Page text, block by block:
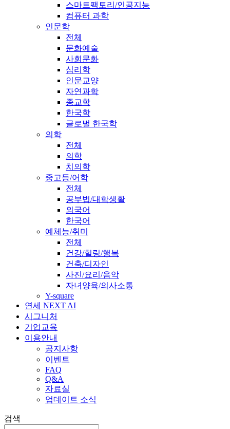
스마트팩토리/인공지능
컴퓨터 과학
인문학
전체
문화예술
사회문화
심리학
인문교양
자연과학
종교학
한국학
글로벌 한국학
의학
전체
의학
치의학
중고등/어학
전체
공부법/대학생활
외국어
한국어
예체능/취미
전체
건강/힐링/행복
건축/디자인
사진/요리/음악
자녀양육/의사소통
Y-square
연세 NEXT AI
시그니처
기업교육
이용안내
공지사항
이벤트
FAQ
Q&A
자료실
업데이트 소식
검색